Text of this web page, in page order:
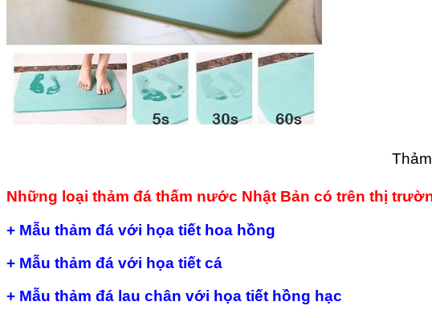
Những loại thảm đá thấm nước Nhật Bản có trên thị
+ Mẫu thảm đá với họa tiết hoa hồng
+ Mẫu thảm đá với họa tiết cá
+ Mẫu thảm đá lau chân với họa tiết hồng hạc